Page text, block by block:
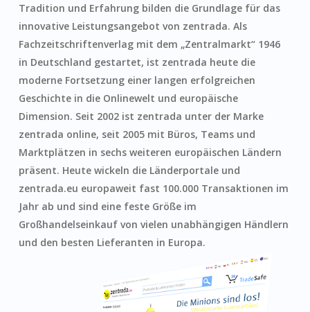
Tradition und Erfahrung bilden die Grundlage für das
innovative Leistungsangebot von zentrada. Als
Fachzeitschriftenverlag mit dem „Zentralmarkt“ 1946
in Deutschland gestartet, ist zentrada heute die
moderne Fortsetzung einer langen erfolgreichen
Geschichte in die Onlinewelt und europäische
Dimension. Seit 2002 ist zentrada unter der Marke
zentrada online, seit 2005 mit Büros, Teams und
Marktplätzen in sechs weiteren europäischen Ländern
präsent. Heute wickeln die Länderportale und
zentrada.eu europaweit fast 100.000 Transaktionen im
Jahr ab und sind eine feste Größe im
Großhandelseinkauf von vielen unabhängigen Händlern
und den besten Lieferanten in Europa.